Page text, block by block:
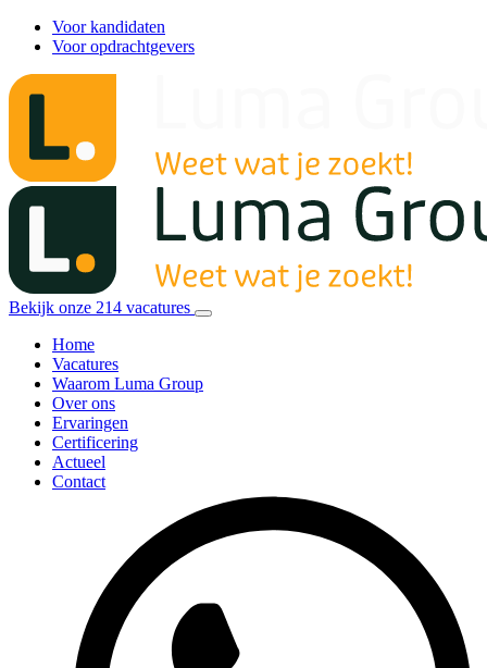
Voor kandidaten
Voor opdrachtgevers
Bekijk onze 214 vacatures
Home
Vacatures
Waarom Luma Group
Over ons
Ervaringen
Certificering
Actueel
Contact